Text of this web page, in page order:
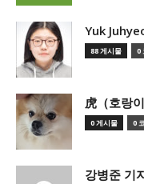
Yuk
88 게시물 0
虎（호랑이
0 게시물 0
강병준 기